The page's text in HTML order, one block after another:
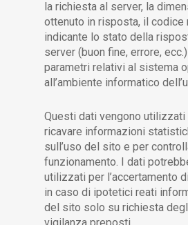
la richiesta al server, la
ottenuto in risposta, il codice
indicante lo stato della
server (buon fine, errore,
parametri relativi al sistema
all’ambiente informatico
Questi dati vengono
ricavare informazioni
sull’uso del sito e per
funzionamento. I dati
utilizzati per l’accertamento
in caso di ipotetici reati
del sito solo su richiesta